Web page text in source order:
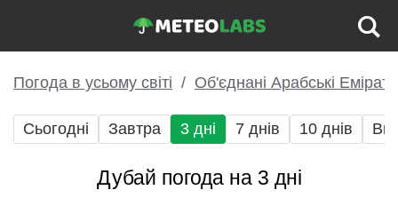
Погода в усьому світі Об'єднані Арабські Емірати
Сьогодні Завтра 3 дні 7 днів 10 днів
Дубай погода на 3 дні